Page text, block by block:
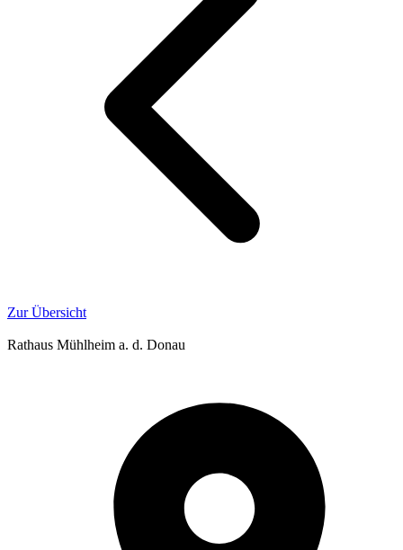
Zur Übersicht
Rathaus Mühlheim a. d. Donau